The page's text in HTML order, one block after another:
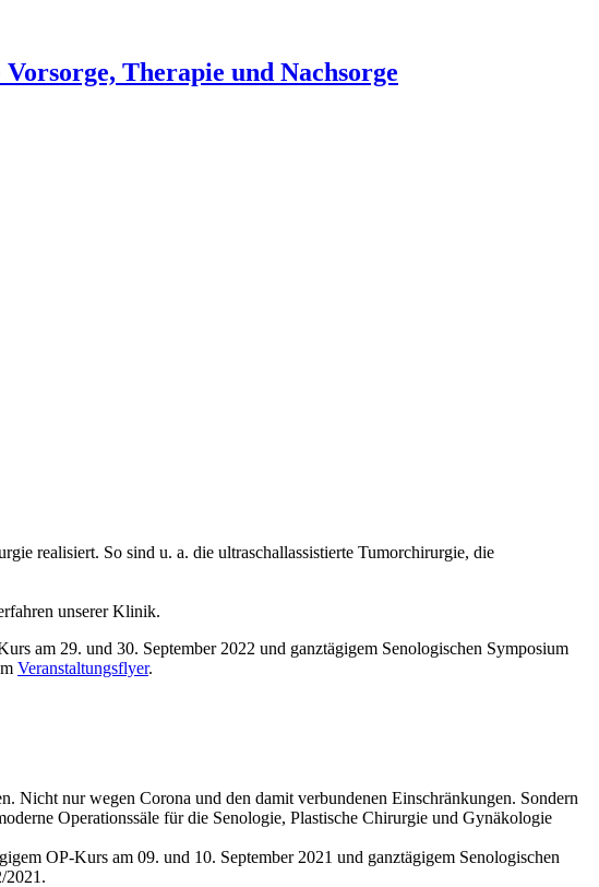
Therapie und Nachsorge
realisiert. So sind u. a. die ultraschallassistierte Tumorchirurgie, die
unserer Klinik.
am 29. und 30. September 2022 und ganztägigem Senologischen Symposium
Veranstaltungsflyer.
Nicht nur wegen Corona und den damit verbundenen Einschränkungen. Sondern
Operationssäle für die Senologie, Plastische Chirurgie und Gynäkologie
OP-Kurs am 09. und 10. September 2021 und ganztägigem Senologischen
2021.